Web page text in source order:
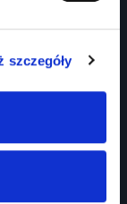
szczegóły